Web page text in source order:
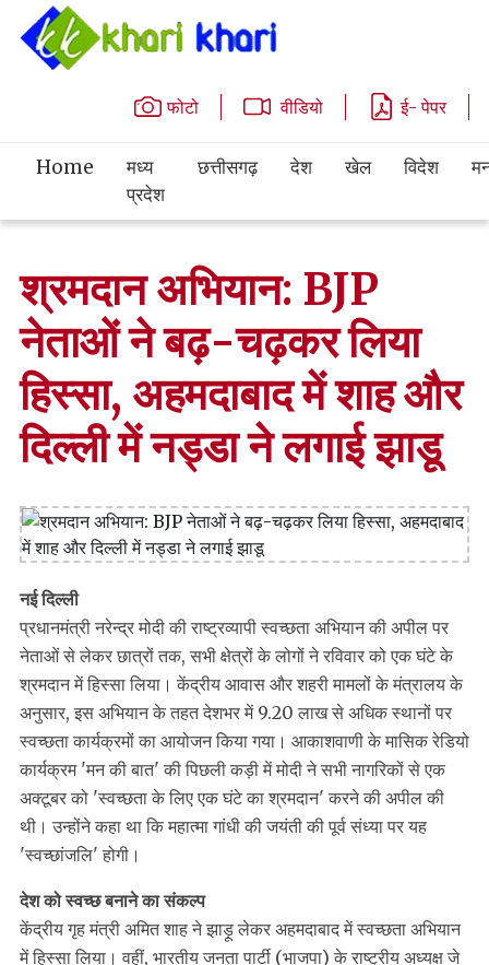
फोटो वीडियो ई- पेपर
Home
मध्य
प्रदेश
छत्तीसगढ़ देश खेल विदेश
श्रमदान अभियान: BJP
नेताओं ने बढ़-चढ़कर लिया
हिस्सा, अहमदाबाद में शाह और
दिल्ली में नड्डा ने लगाई झाडू
नई दिल्ली
प्रधानमंत्री नरेन्द्र मोदी की राष्ट्रव्यापी स्वच्छता अभियान की अपील पर
नेताओं से लेकर छात्रों तक, सभी क्षेत्रों के लोगों ने रविवार को एक घंटे के
श्रमदान में हिस्सा लिया। केंद्रीय आवास और शहरी मामलों के मंत्रालय के
अनुसार, इस अभियान के तहत देशभर में 9.20 लाख से अधिक स्थानों पर
स्वच्छता कार्यक्रमों का आयोजन किया गया। आकाशवाणी के मासिक रेडियो
कार्यक्रम 'मन की बात' की पिछली कड़ी में मोदी ने सभी नागरिकों से एक
अक्टूबर को 'स्वच्छता के लिए एक घंटे का श्रमदान' करने की अपील की
थी। उन्होंने कहा था कि महात्मा गांधी की जयंती की पूर्व संध्या पर यह
'स्वच्छांजलि' होगी।
देश को स्वच्छ बनाने का संकल्प
केंद्रीय गृह मंत्री अमित शाह ने झाड़ू लेकर अहमदाबाद में स्वच्छता अभियान
में हिस्सा लिया। वहीं, भारतीय जनता पार्टी (भाजपा) के राष्ट्रीय अध्यक्ष जे